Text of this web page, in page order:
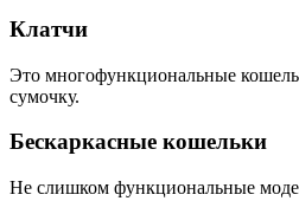
Клатчи
Это многофункциональные
сумочку.
Бескаркасные кошельки
Не слишком функциональные